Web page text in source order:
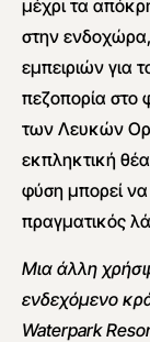
μέχρι τα
στην ενδοχώρα,
εμπειριών για
πεζοπορία στο
των Λευκών
εκπληκτική
φύση μπορεί να
πραγματικός
Μια άλλη
ενδεχόμενο
Waterpark